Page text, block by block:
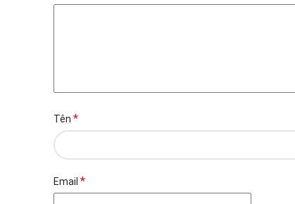
Tên *
Email *